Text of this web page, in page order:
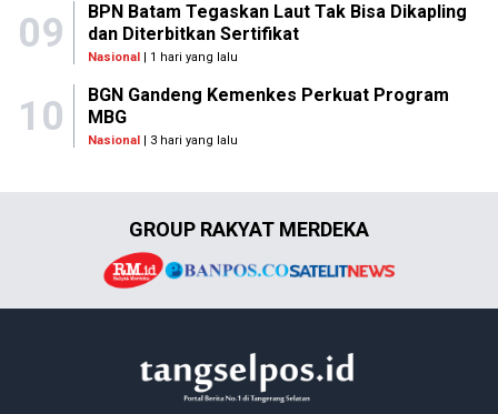
09
BPN Batam Tegaskan Laut Tak Bisa Dikapling
dan Diterbitkan Sertifikat
Nasional| 1 hari yang lalu
10
BGN Gandeng Kemenkes Perkuat Program
MBG
Nasional| 3 hari yang lalu
GROUP RAKYAT MERDEKA